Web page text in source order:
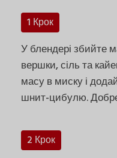
1 Крок
У блендері збийте
вершки, сіль та
масу в миску і
шнит-цибулю.
2 Крок